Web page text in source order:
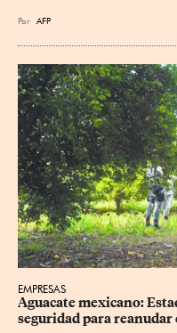
Por AFP
EMPRESAS
Aguacate mexicano:
seguridad para